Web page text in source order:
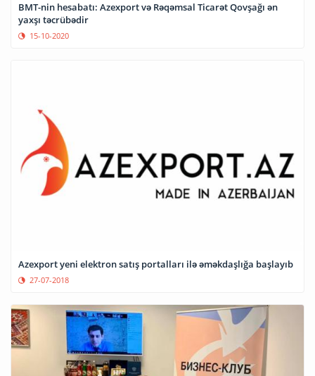
BMT-nin hesabatı: Azexport və Rəqəmsal Ticarət Qovşağı ən
yaxşı təcrübədir
15-10-2020
Azexport yeni elektron satış portalları ilə əməkdaşlığa başlayıb
27-07-2018